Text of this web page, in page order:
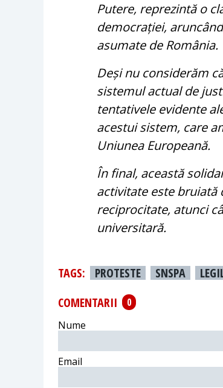
Putere, reprezintă o
democrației,
asumate de România.
Deși nu considerăm
sistemul actual de
tentativele evidente
acestui sistem, care
Uniunea Europeană.
În final, această
activitate este bruiată
reciprocitate, atunci
universitară.
TAGS: PROTESTE SNSPA
COMENTARII
0
Nume
Email